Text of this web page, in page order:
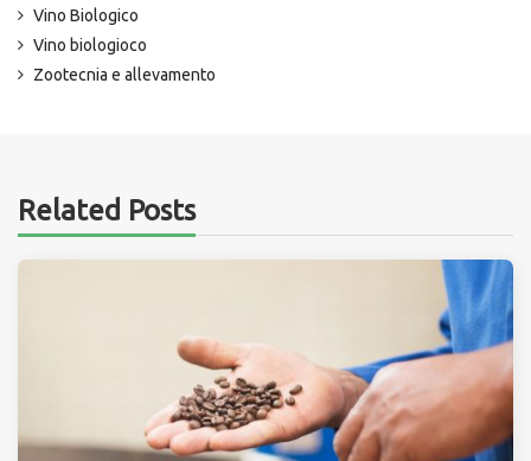
Vino Biologico
Vino biologioco
Zootecnia e allevamento
Related Posts